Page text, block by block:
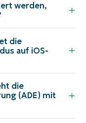
werden,
die
auf iOS-
die
(ADE) mit